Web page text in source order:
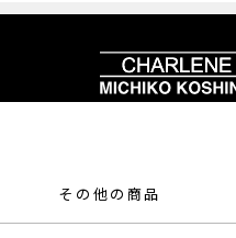
その他の商品